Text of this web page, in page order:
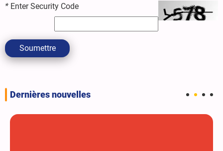
* Enter Security Code
Soumettre
Dernières nouvelles